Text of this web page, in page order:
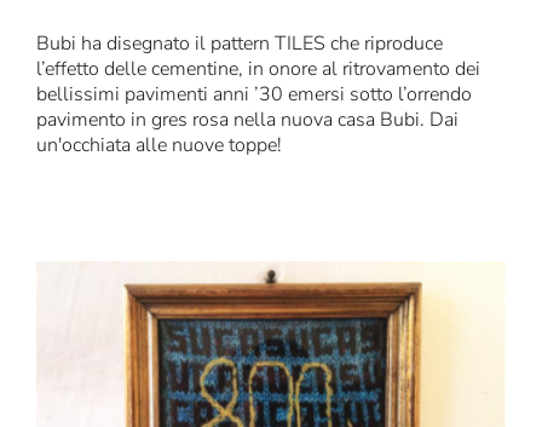
Bubi ha disegnato il pattern TILES che riproduce
l’effetto delle cementine, in onore al ritrovamento dei
bellissimi pavimenti anni ’30 emersi sotto l’orrendo
pavimento in gres rosa nella nuova casa Bubi. Dai
un'occhiata alle nuove toppe!